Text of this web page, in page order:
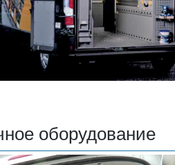
оборудование